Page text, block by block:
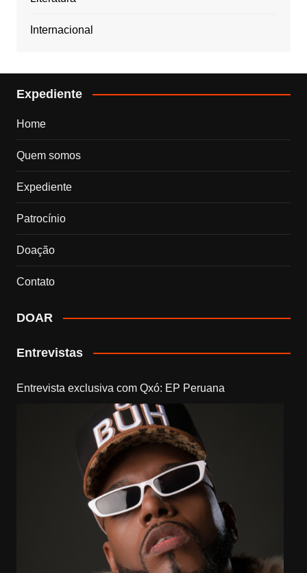
Internacional
Expediente
Home
Quem somos
Expediente
Patrocínio
Doação
Contato
DOAR
Entrevistas
Entrevista exclusiva com Qxó: EP Peruana